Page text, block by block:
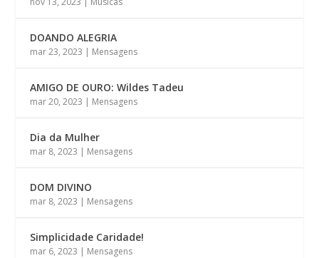
DOANDO ALEGRIA
mar 23, 2023 | Mensagens
AMIGO DE OURO: Wildes Tadeu
mar 20, 2023 | Mensagens
Dia da Mulher
mar 8, 2023 | Mensagens
DOM DIVINO
mar 8, 2023 | Mensagens
Simplicidade Caridade!
mar 6, 2023 | Mensagens